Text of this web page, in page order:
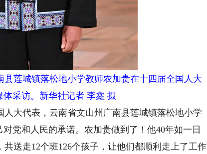
莲城镇落松地小学教师农加贵在十四届全国人大
体采访。新华社记者 李鑫 摄
人大代表，云南省文山州广南县莲城镇落松地小学
党和人民的承诺。农加贵做到了！他40年如一日
送走12个班126个孩子，让他们都顺利走上了工作